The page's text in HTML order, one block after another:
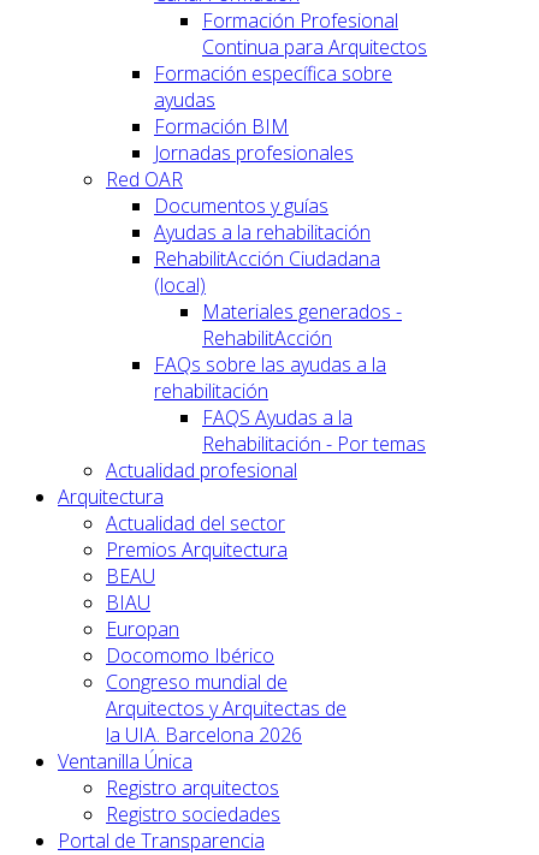
Formación Profesional
Continua para Arquitectos
Formación específica sobre
ayudas
Formación BIM
Jornadas profesionales
Red OAR
Documentos y guías
Ayudas a la rehabilitación
RehabilitAcción Ciudadana
(local)
Materiales generados -
RehabilitAcción
FAQs sobre las ayudas a la
rehabilitación
FAQS Ayudas a la
Rehabilitación - Por temas
Actualidad profesional
Arquitectura
Actualidad del sector
Premios Arquitectura
BEAU
BIAU
Europan
Docomomo Ibérico
Congreso mundial de
Arquitectos y Arquitectas de
la UIA. Barcelona 2026
Ventanilla Única
Registro arquitectos
Registro sociedades
Portal de Transparencia